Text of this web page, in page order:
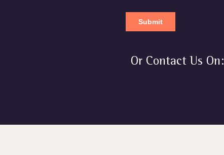
Or Contact Us On: